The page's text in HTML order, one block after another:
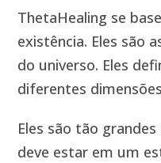
ThetaHealing se
existência. Eles são
do universo. Eles
diferentes
Eles são tão
deve estar em um